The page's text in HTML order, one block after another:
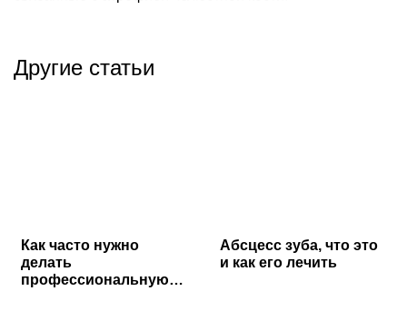
Другие статьи
Как часто нужно
делать
профессиональную
Абсцесс зуба, что это
и как его лечить